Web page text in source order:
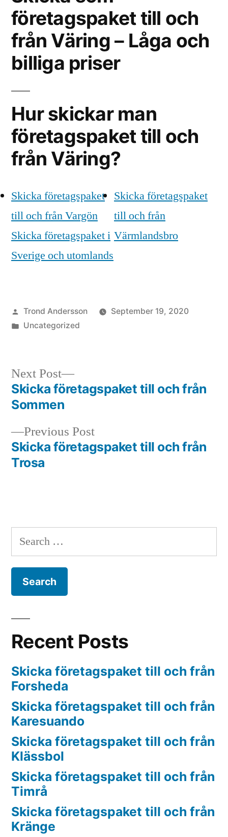
företagspaket till och
från Väring – Låga och
billiga priser
Hur skickar man
företagspaket till och
från Väring?
Skicka företagspaket
till och från Vargön
Skicka företagspaket
till och från
Värmlandsbro
Skicka företagspaket i
Sverige och utomlands
Posted
by
Trond Andersson
September 19, 2020
Posted
Uncategorized
Post
navigation
Previous PostPrevious
post:
Skicka företagspaket till och från
Trosa
Next Post
Next
post:
Skicka företagspaket till och från
Sommen
Search
for:
Recent Posts
Skicka företagspaket till och från
Forsheda
Skicka företagspaket till och från
Karesuando
Skicka företagspaket till och från
Klässbol
Skicka företagspaket till och från
Timrå
Skicka företagspaket till och från
Kränge